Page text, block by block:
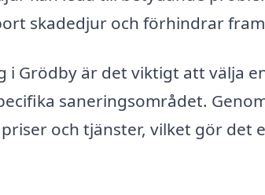
skadedjur och förhindrar
Grödby är det viktigt att välja
saneringsområdet.
och tjänster, vilket gör det